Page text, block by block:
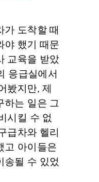
가 도착할 때
야 했기 때문
교육을 받았
응급실에서
봤지만, 제
하는 일은 그
시킬 수 없
급차와 헬리
고 아이들은
송될 수 있었